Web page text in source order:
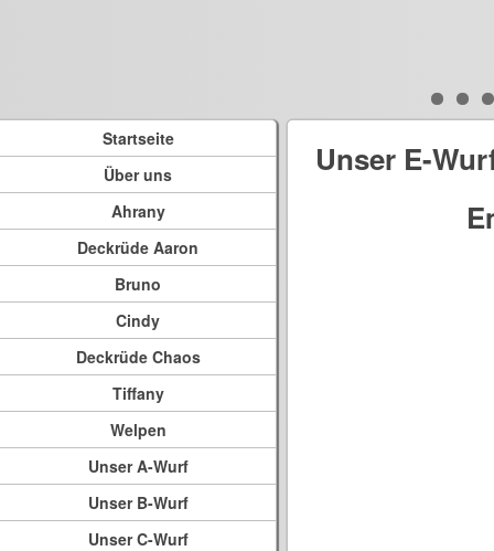
Startseite
Über uns
Ahrany
Deckrüde Aaron
Bruno
Cindy
Deckrüde Chaos
Tiffany
Welpen
Unser A-Wurf
Unser B-Wurf
Unser C-Wurf
Unser E-